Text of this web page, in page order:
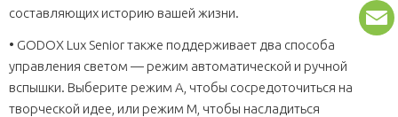
составляющих историю вашей жизни.
• GODOX Lux Senior также поддерживает два способа
управления светом — режим автоматической и ручной
вспышки. Выберите режим A, чтобы сосредоточиться на
творческой идее, или режим M, чтобы насладиться